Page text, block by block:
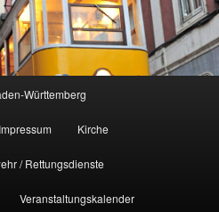
Württemberg
Impressum Kirche
/ Rettungsdienste
Veranstaltungskalender